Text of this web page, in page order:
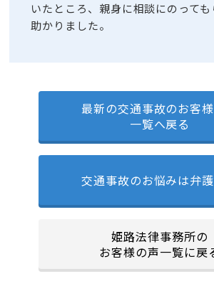
いたところ、親身に相談にのっても
助かりました。
最新の交通事故のお客
一覧へ戻る
交通事故のお悩みは弁
姫路法律事務所の
お客様の声一覧に戻